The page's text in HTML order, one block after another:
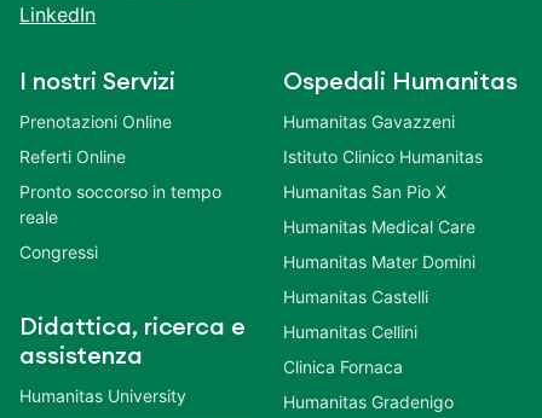
LinkedIn
I nostri Servizi
Prenotazioni Online
Referti Online
Pronto soccorso in tempo
reale
Congressi
Didattica, ricerca e
assistenza
Humanitas University
Ospedali Humanitas
Humanitas Gavazzeni
Istituto Clinico Humanitas
Humanitas San Pio X
Humanitas Medical Care
Humanitas Mater Domini
Humanitas Castelli
Humanitas Cellini
Clinica Fornaca
Humanitas Gradenigo